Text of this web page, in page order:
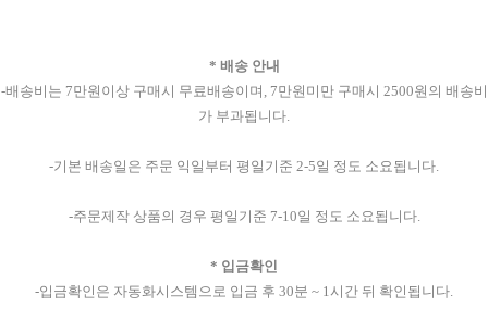
* 배송 안내
-배송비는 7만원이상 구매시 무료배송이며, 7만원미만 구매시 2500원의 배송비
가 부과됩니다.
-기본 배송일은 주문 익일부터 평일기준 2-5일 정도 소요됩니다.
-주문제작 상품의 경우 평일기준 7-10일 정도 소요됩니다.
* 입금확인
-입금확인은 자동화시스템으로 입금 후 30분 ~ 1시간 뒤 확인됩니다.